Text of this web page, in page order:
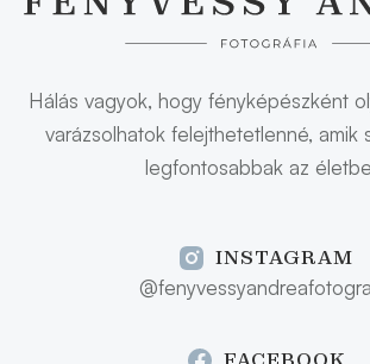
INSTAGRAM
Hálás vagyok, hogy fényképészként
varázsolhatok felejthetetlenné, amik
legfontosabbak az